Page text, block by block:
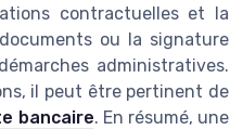
contractuelles et la
ou la signature
administratives.
il peut être pertinent de
bancaire. En résumé, une